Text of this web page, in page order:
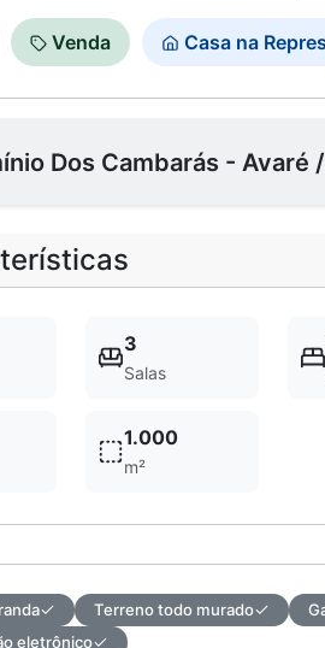
Venda Casa na
Dos Cambarás - Avaré
3
Salas
1.000
m²
Terreno todo murado
eletrônico